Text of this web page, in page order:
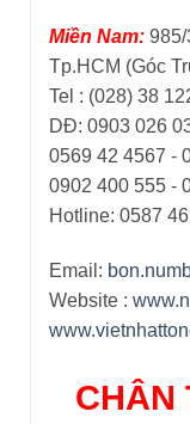
Miền Nam:
Tp.HCM (Góc
Tel : (028) 38
DĐ: 0903 026
0569 42 4567 -
0902 400 555 -
Hotline: 0587
Email:
Website :
CHÂN